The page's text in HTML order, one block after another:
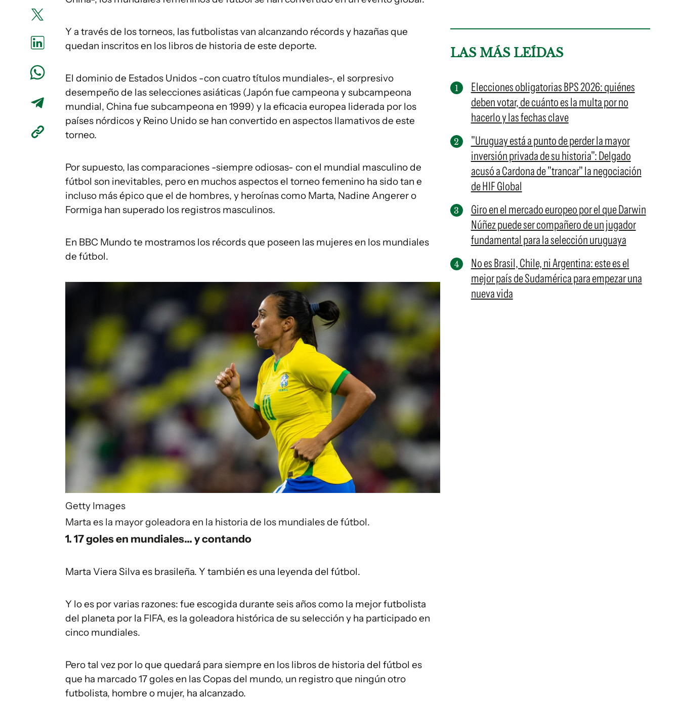
Y a través de los torneos, las futbolistas van alcanzando récords y hazañas que
quedan inscritos en los libros de historia de este deporte.
El dominio de Estados Unidos -con cuatro títulos mundiales-, el sorpresivo
desempeño de las selecciones asiáticas (Japón fue campeona y subcampeona
mundial, China fue subcampeona en 1999) y la eficacia europea liderada por los
países nórdicos y Reino Unido se han convertido en aspectos llamativos de este
torneo.
Por supuesto, las comparaciones -siempre odiosas- con el mundial masculino de
fútbol son inevitables, pero en muchos aspectos el torneo femenino ha sido tan e
incluso más épico que el de hombres, y heroínas como Marta, Nadine Angerer o
Formiga han superado los registros masculinos.
En BBC Mundo te mostramos los récords que poseen las mujeres en los mundiales
de fútbol.
Getty Images
Marta es la mayor goleadora en la historia de los mundiales de fútbol.
1. 17 goles en mundiales… y contando
Marta Viera Silva es brasileña. Y también es una leyenda del fútbol.
Y lo es por varias razones: fue escogida durante seis años como la mejor futbolista
del planeta por la FIFA, es la goleadora histórica de su selección y ha participado en
cinco mundiales.
Pero tal vez por lo que quedará para siempre en los libros de historia del fútbol es
que ha marcado 17 goles en las Copas del mundo, un registro que ningún otro
futbolista, hombre o mujer, ha alcanzado.
LAS MÁS LEÍDAS
Elecciones obligatorias BPS 2026: quiénes
deben votar, de cuánto es la multa por no
hacerlo y las fechas clave
"Uruguay está a punto de perder la mayor
inversión privada de su historia": Delgado
acusó a Cardona de "trancar" la negociación
de HIF Global
Giro en el mercado europeo por el que Darwin
Núñez puede ser compañero de un jugador
fundamental para la selección uruguaya
No es Brasil, Chile, ni Argentina: este es el
mejor país de Sudamérica para empezar una
nueva vida